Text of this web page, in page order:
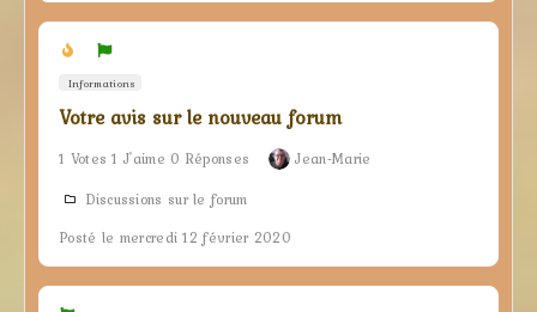
Informations
Votre avis sur le nouveau forum
1 Votes 1 J'aime 0 Réponses
Jean-Marie
Discussions sur le forum
Posté le mercredi 12 février 2020